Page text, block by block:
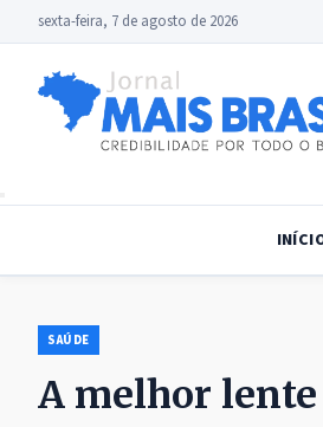
sexta-feira, 7 de agosto de 2026
SAÚDE
A melhor